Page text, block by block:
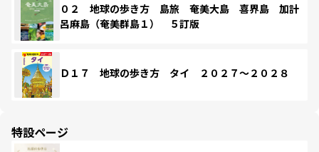
０２ 地球の歩き方 島旅 奄美大島 喜界島 加計
呂麻島（奄美群島１） ５訂版
Ｄ１７ 地球の歩き方 タイ ２０２７～２０２８
特設ページ